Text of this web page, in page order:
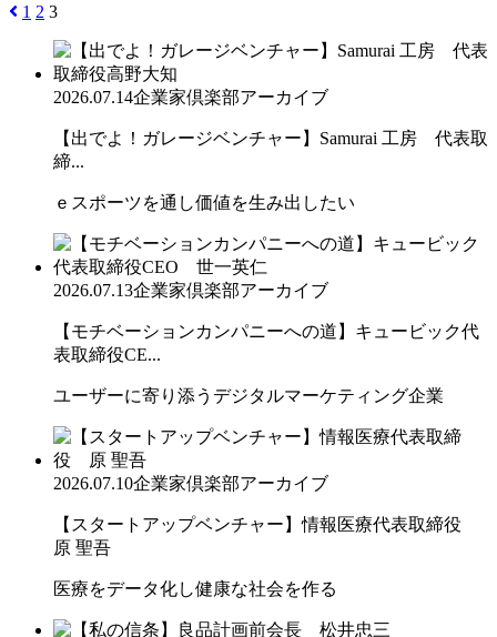
1 2 3
2026.07.14企業家倶楽部アーカイブ
【出でよ！ガレージベンチャー】Samurai 工房 代表取
締...
ｅスポーツを通し価値を生み出したい
2026.07.13企業家倶楽部アーカイブ
【モチベーションカンパニーへの道】キュービック代
表取締役CE...
ユーザーに寄り添うデジタルマーケティング企業
2026.07.10企業家倶楽部アーカイブ
【スタートアップベンチャー】情報医療代表取締役
原 聖吾
医療をデータ化し健康な社会を作る